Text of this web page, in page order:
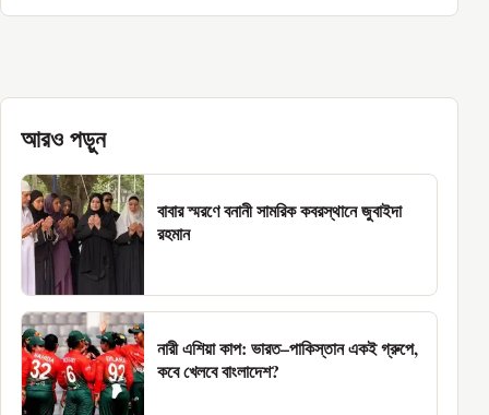
আরও পড়ুন
বাবার স্মরণে বনানী সামরিক কবরস্থানে জুবাইদা
রহমান
নারী এশিয়া কাপ: ভারত–পাকিস্তান একই গ্রুপে,
কবে খেলবে বাংলাদেশ?